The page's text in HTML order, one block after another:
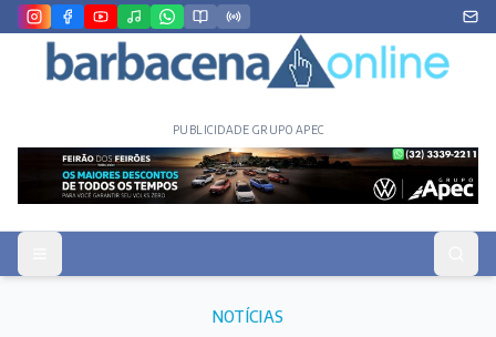
PUBLICIDADE GRUPO APEC
NOTÍCIAS